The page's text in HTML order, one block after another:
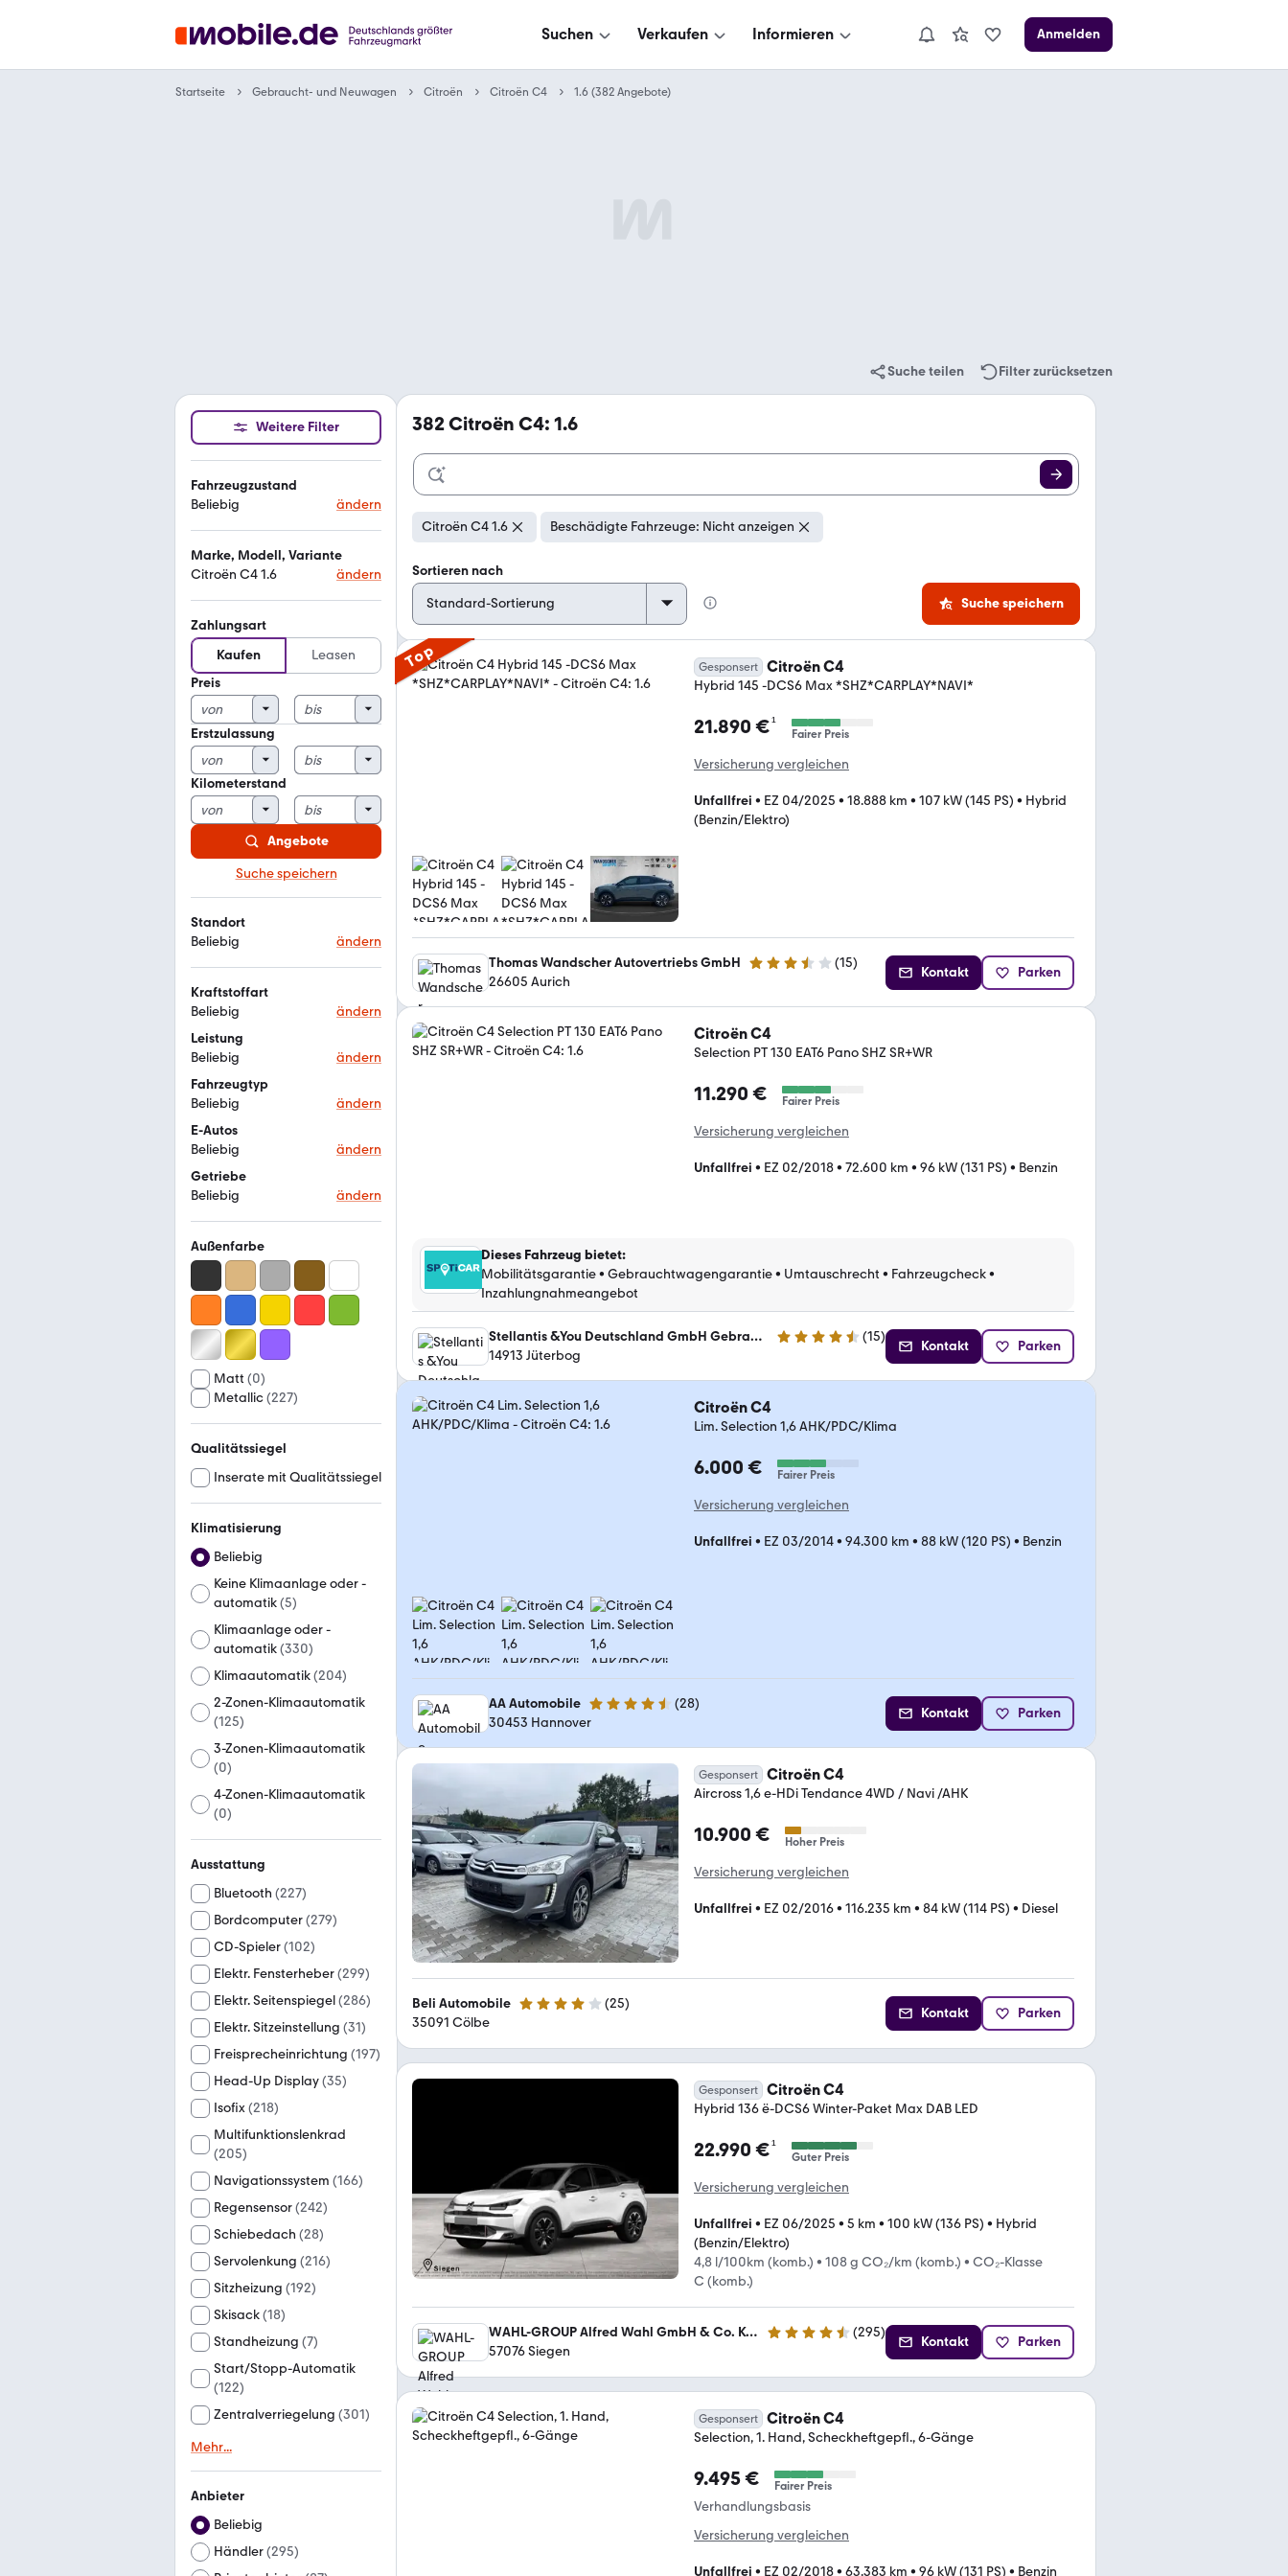
Suchen Verkaufen Informieren Anmelden
Startseite Gebraucht- und Neuwagen Citroën Citroën C4 1.6 (382 Angebote)
Suche teilen Filter zurücksetzen
Weitere Filter
Fahrzeugzustand
Beliebig
ändern
Marke, Modell, Variante
Citroën C4 1.6
ändern
Zahlungsart
Kaufen
Leasen
Preis
Erstzulassung
Kilometerstand
Angebote
Suche speichern
Standort
Beliebig
ändern
Kraftstoffart
Beliebig
ändern
Leistung
Beliebig
ändern
Fahrzeugtyp
Beliebig
ändern
E-Autos
Beliebig
ändern
Getriebe
Beliebig
ändern
Außenfarbe
Matt (0)
Metallic(227)
Qualitätssiegel
Inserate mit Qualitätssiegel
Klimatisierung
Beliebig
Keine Klimaanlage oder -
automatik(5)
Klimaanlage oder -
automatik(330)
Klimaautomatik(204)
2-Zonen-Klimaautomatik
(125)
3-Zonen-Klimaautomatik
(0)
4-Zonen-Klimaautomatik
(0)
Ausstattung
Bluetooth (227)
Bordcomputer(279)
CD-Spieler(102)
Elektr. Fensterheber(299)
Elektr. Seitenspiegel(286)
Elektr. Sitzeinstellung (31)
Freisprecheinrichtung (197)
Head-Up Display(35)
Isofix(218)
Multifunktionslenkrad
(205)
Navigationssystem (166)
Regensensor(242)
Schiebedach (28)
Servolenkung (216)
Sitzheizung (192)
Skisack(18)
Standheizung (7)
Start/Stopp-Automatik
(122)
Zentralverriegelung (301)
Mehr...
Anbieter
Beliebig
Händler(295)
382Citroën C4: 1.6
Citroën C4 1.6 Beschädigte Fahrzeuge: Nicht anzeigen
Sortieren nach
Suche speichern
Top Gesponsert Citroën C4
Hybrid 145 -DCS6 Max *SHZ*CARPLAY*NAVI*
21.890 €¹
Fairer Preis
Versicherung vergleichen
Unfallfrei • EZ 04/2025 • 18.888 km • 107 kW (145 PS) • Hybrid
(Benzin/Elektro)
Thomas Wandscher Autovertriebs GmbH 3.3 Sterne (15)
26605 Aurich
Kontakt Parken
Citroën C4
Selection PT 130 EAT6 Pano SHZ SR+WR
11.290 € Fairer Preis
Versicherung vergleichen
Unfallfrei • EZ 02/2018• 72.600 km • 96 kW (131 PS) • Benzin
Dieses Fahrzeug bietet:
Mobilitätsgarantie• Gebrauchtwagengarantie• Umtauschrecht • Fahrzeugcheck•
Inzahlungnahmeangebot
Stellantis &You Deutschland GmbH Gebrauchtwagenzentrum Jüterbog 4.7 Sterne (15)
14913 Jüterbog
Kontakt Parken
Citroën C4
Lim. Selection 1,6 AHK/PDC/Klima
6.000 € Fairer Preis
Versicherung vergleichen
Unfallfrei • EZ 03/2014• 94.300 km • 88 kW (120 PS) • Benzin
AA Automobile 4.5 Sterne (28)
30453 Hannover
Kontakt Parken
Gesponsert Citroën C4
Aircross 1,6 e-HDi Tendance 4WD / Navi /AHK
10.900 € Hoher Preis
Versicherung vergleichen
Unfallfrei • EZ 02/2016• 116.235 km • 84 kW (114 PS) • Diesel
Beli Automobile 4 Sterne (25)
35091 Cölbe
Kontakt Parken
Gesponsert Citroën C4
Hybrid 136 ë-DCS6 Winter-Paket Max DAB LED
22.990 €¹
Guter Preis
Versicherung vergleichen
Unfallfrei • EZ 06/2025 • 5 km • 100 kW (136 PS) • Hybrid
(Benzin/Elektro)
4,8 l/100km (komb.) • 108 g CO₂/km (komb.) • CO₂-Klasse
C (komb.)
WAHL-GROUP Alfred Wahl GmbH & Co. KG | Filiale Siegen 4.3 Sterne (295)
57076 Siegen
Kontakt Parken
Gesponsert Citroën C4
Selection, 1. Hand, Scheckheftgepfl., 6-Gänge
9.495 € Fairer Preis
Verhandlungsbasis
Versicherung vergleichen
Unfallfrei • EZ 02/2018• 63.383 km • 96 kW (131 PS) • Benzin